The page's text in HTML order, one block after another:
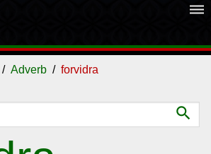
dehaze
Adverb forvidra
search